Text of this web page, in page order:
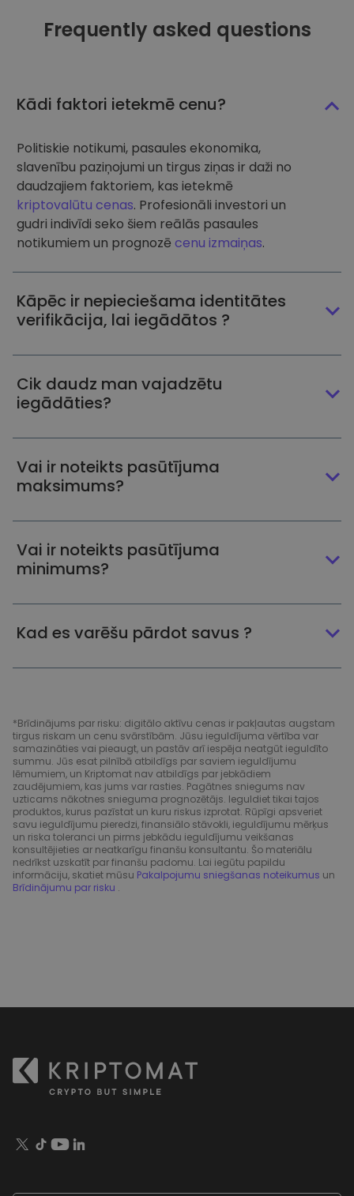
Frequently asked questions
Kādi faktori ietekmē cenu?
Politiskie notikumi, pasaules ekonomika,
slavenību paziņojumi un tirgus ziņas ir daži no
daudzajiem faktoriem, kas ietekmē
kriptovalūtu cenas. Profesionāli investori un
gudri indivīdi seko šiem reālās pasaules
notikumiem un prognozē cenu izmaiņas.
Kāpēc ir nepieciešama identitātes
verifikācija, lai iegādātos ?
Cik daudz man vajadzētu
iegādāties?
Vai ir noteikts pasūtījuma
maksimums?
Vai ir noteikts pasūtījuma
minimums?
Kad es varēšu pārdot savus ?
*Brīdinājums par risku: digitālo aktīvu cenas ir pakļautas augstam
tirgus riskam un cenu svārstībām. Jūsu ieguldījuma vērtība var
samazināties vai pieaugt, un pastāv arī iespēja neatgūt ieguldīto
summu. Jūs esat pilnībā atbildīgs par saviem ieguldījumu
lēmumiem, un Kriptomat nav atbildīgs par jebkādiem
zaudējumiem, kas jums var rasties. Pagātnes sniegums nav
uzticams nākotnes snieguma prognozētājs. Ieguldiet tikai tajos
produktos, kurus pazīstat un kuru riskus izprotat. Rūpīgi apsveriet
savu ieguldījumu pieredzi, finansiālo stāvokli, ieguldījumu mērķus
un riska toleranci un pirms jebkādu ieguldījumu veikšanas
konsultējieties ar neatkarīgu finanšu konsultantu. Šo materiālu
nedrīkst uzskatīt par finanšu padomu. Lai iegūtu papildu
informāciju, skatiet mūsu Pakalpojumu sniegšanas noteikumus un
Brīdinājumu par risku .